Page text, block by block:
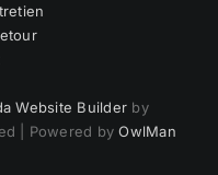
Website Builder by
| Powered byOwlMan